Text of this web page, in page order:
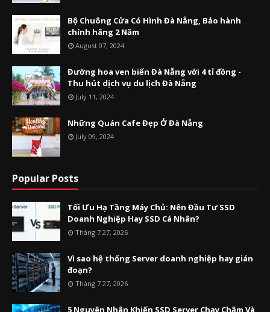
Bộ Chuông Cửa Có Hình Đà Nẵng, Bảo hành
chính hãng 2 Năm
August 07, 2024
Đường hoa ven biển Đà Nẵng với 4 tỉ đồng -
Thu hút dịch vụ du lịch Đà Nẵng
July 11, 2024
Những Quán Cafe Đẹp Ở Đà Nẵng
July 09, 2024
Popular Posts
Tối Ưu Hạ Tầng Máy Chủ: Nên Đầu Tư SSD
Doanh Nghiệp Hay SSD Cá Nhân?
Tháng 7 27, 2026
Vì sao hệ thống Server doanh nghiệp hay gián
đoạn?
Tháng 7 27, 2026
5 Nguyên Nhân Khiến SSD Server Chạy Chậm Và